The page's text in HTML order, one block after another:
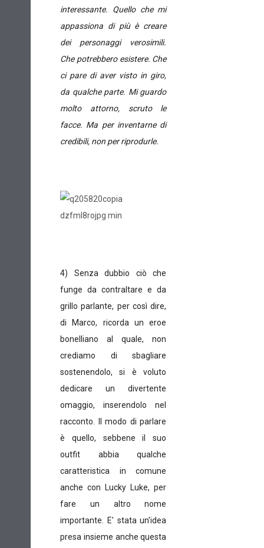
interessante. Quello che mi
appassiona di più è creare
dei personaggi verosimili.
Che potrebbero esistere. Che
ci pare di aver visto in giro,
da qualche parte. Mi guardo
molto attorno, scruto le
facce. Ma per inventarne di
credibili, non per riprodurle.
4) Senza dubbio ciò che
funge da contraltare e da
grillo parlante, per così dire,
di Marco, ricorda un eroe
bonelliano al quale, non
crediamo di sbagliare
sostenendolo, si è voluto
dedicare un divertente
omaggio, inserendolo nel
racconto. Il modo di parlare
è quello, sebbene il suo
outfit abbia qualche
caratteristica in comune
anche con Lucky Luke, per
fare un altro nome
importante. E' stata un'idea
presa insieme anche questa